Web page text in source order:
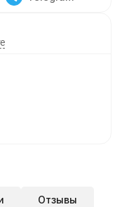
Отзывы